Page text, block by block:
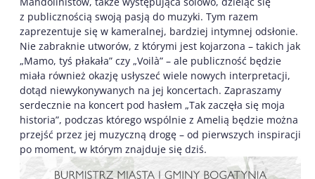
z publicznością swoją pasją do muzyki. Tym razem
zaprezentuje się w kameralnej, bardziej intymnej odsłonie.
Nie zabraknie utworów, z którymi jest kojarzona – takich jak
„Mamo, tyś płakała” czy „Voilà” – ale publiczność będzie
miała również okazję usłyszeć wiele nowych interpretacji,
dotąd niewykonywanych na jej koncertach. Zapraszamy
serdecznie na koncert pod hasłem „Tak zaczęła się moja
historia”, podczas którego wspólnie z Amelią będzie można
przejść przez jej muzyczną drogę – od pierwszych inspiracji
po moment, w którym znajduje się dziś.